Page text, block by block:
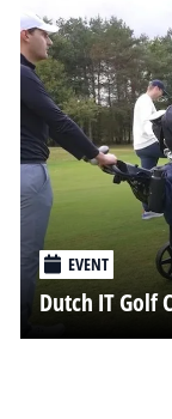
EVENT
Dutch IT Golf